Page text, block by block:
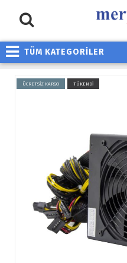
TÜM KATEGORİLER
ÜCRETSİZ KARGO TÜKENDİ